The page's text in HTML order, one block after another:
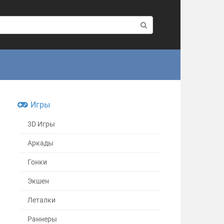
Игры
3D Игры
Аркады
Гонки
Экшен
Леталки
Раннеры